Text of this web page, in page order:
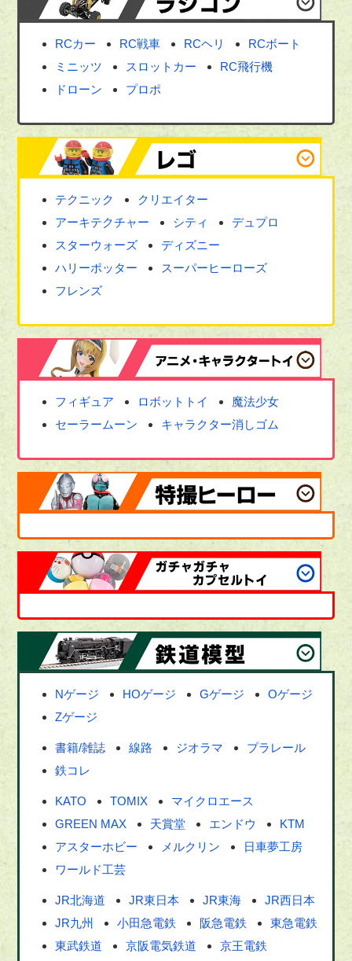
RCカー RC戦車 RCヘリ
RCボート
ミニッツ
スロットカー
RC飛行機
ドローン
プロポ
テクニック
クリエイター
アーキテクチャー
シティ
デュプロ
スターウォーズ
ディズニー
ハリーポッター
スーパーヒーローズ
フレンズ
フィギュア ロボットトイ
魔法少女
セーラームーン
キャラクター消しゴム
Nゲージ HOゲージ Gゲージ
Oゲージ
Zゲージ
書籍/雑誌 線路 ジオラマ
プラレール
鉄コレ
KATO TOMIX
マイクロエース
GREEN MAX
天賞堂 エンドウ
KTM
アスターホビー
メルクリン
日車夢工房
ワールド工芸
JR北海道 JR東日本 JR東海
JR西日本
JR九州
小田急電鉄 阪急電鉄
東急電鉄
東武鉄道
京阪電気鉄道
京王電鉄